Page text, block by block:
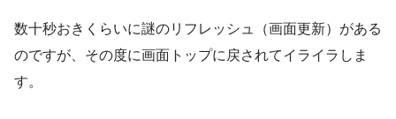
数十秒おきくらいに謎のリフレッシュ（画面更新）がある
のですが、その度に画面トップに戻されてイライラしま
す。